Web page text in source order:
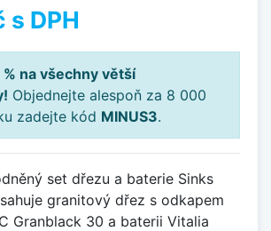
s DPH
% na všechny větší
Objednejte alespoň za 8 000
zadejte kód MINUS3.
set dřezu a baterie Sinks
granitový dřez s odkapem
Granblack 30 a baterii Vitalia